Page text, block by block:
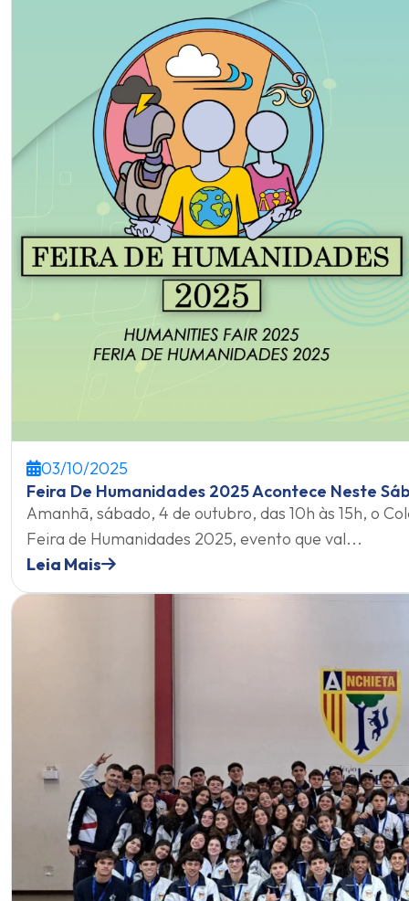
03/10/2025
Feira De Humanidades 2025 Acontece Neste
Amanhã, sábado, 4 de outubro, das 10h às 15h, o
Feira de Humanidades 2025, evento que val...
Leia Mais